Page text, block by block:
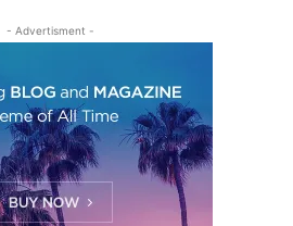
- Advertisment -